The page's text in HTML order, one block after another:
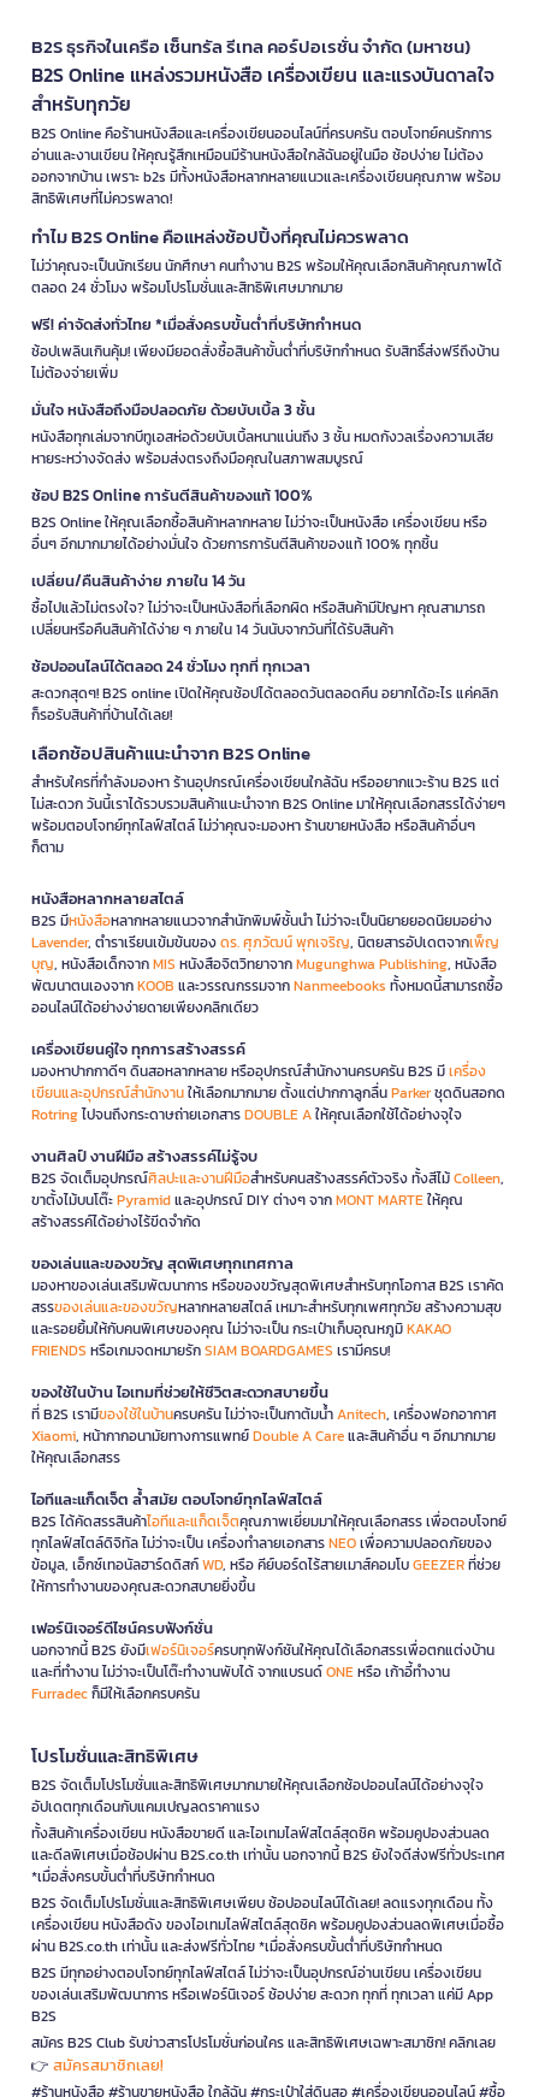
B2S ธุรกิจในเครือ เซ็นทรัล รีเทล คอร์ปอเรชั่น จำกัด (มหาชน)
B2S Online แหล่งรวมหนังสือ เครื่องเขียน และแรงบันดาลใจ
สำหรับทุกวัย
B2S Online คือร้านหนังสือและเครื่องเขียนออนไลน์ที่ครบครัน ตอบโจทย์คนรักการ
อ่านและงานเขียน ให้คุณรู้สึกเหมือนมีร้านหนังสือใกล้ฉันอยู่ในมือ ช้อปง่าย ไม่ต้อง
ออกจากบ้าน เพราะ b2s มีทั้งหนังสือหลากหลายแนวและเครื่องเขียนคุณภาพ พร้อม
สิทธิพิเศษที่ไม่ควรพลาด!
ทำไม B2S Online คือแหล่งช้อปปิ้งที่คุณไม่ควรพลาด
ไม่ว่าคุณจะเป็นนักเรียน นักศึกษา คนทำงาน B2S พร้อมให้คุณเลือกสินค้าคุณภาพได้
ตลอด 24 ชั่วโมง พร้อมโปรโมชั่นและสิทธิพิเศษมากมาย
ฟรี! ค่าจัดส่งทั่วไทย *เมื่อสั่งครบขั้นต่ำที่บริษัทกำหนด
ช้อปเพลินเกินคุ้ม! เพียงมียอดสั่งซื้อสินค้าขั้นต่ำที่บริษัทกำหนด รับสิทธิ์ส่งฟรีถึงบ้าน
ไม่ต้องจ่ายเพิ่ม
มั่นใจ หนังสือถึงมือปลอดภัย ด้วยบับเบิ้ล 3 ชั้น
หนังสือทุกเล่มจากบีทูเอสห่อด้วยบับเบิ้ลหนาแน่นถึง 3 ชั้น หมดกังวลเรื่องความเสีย
หายระหว่างจัดส่ง พร้อมส่งตรงถึงมือคุณในสภาพสมบูรณ์
ช้อป B2S Online การันตีสินค้าของแท้ 100%
B2S Online ให้คุณเลือกซื้อสินค้าหลากหลาย ไม่ว่าจะเป็นหนังสือ เครื่องเขียน หรือ
อื่นๆ อีกมากมายได้อย่างมั่นใจ ด้วยการการันตีสินค้าของแท้ 100% ทุกชิ้น
เปลี่ยน/คืนสินค้าง่าย ภายใน 14 วัน
ซื้อไปแล้วไม่ตรงใจ? ไม่ว่าจะเป็นหนังสือที่เลือกผิด หรือสินค้ามีปัญหา คุณสามารถ
เปลี่ยนหรือคืนสินค้าได้ง่าย ๆ ภายใน 14 วันนับจากวันที่ได้รับสินค้า
ช้อปออนไลน์ได้ตลอด 24 ชั่วโมง ทุกที่ ทุกเวลา
สะดวกสุดๆ! B2S online เปิดให้คุณช้อปได้ตลอดวันตลอดคืน อยากได้อะไร แค่คลิก
ก็รอรับสินค้าที่บ้านได้เลย!
เลือกช้อปสินค้าแนะนำจาก B2S Online
สำหรับใครที่กำลังมองหา ร้านอุปกรณ์เครื่องเขียนใกล้ฉัน หรืออยากแวะร้าน B2S แต่
ไม่สะดวก วันนี้เราได้รวบรวมสินค้าแนะนำจาก B2S Online มาให้คุณเลือกสรรได้ง่ายๆ
พร้อมตอบโจทย์ทุกไลฟ์สไตล์ ไม่ว่าคุณจะมองหา ร้านขายหนังสือ หรือสินค้าอื่นๆ
ก็ตาม
หนังสือหลากหลายสไตล์
B2S มีหนังสือหลากหลายแนวจากสำนักพิมพ์ชั้นนำ ไม่ว่าจะเป็นนิยายยอดนิยมอย่าง
Lavender, ตำราเรียนเข้มข้นของดร. ศุภวัฒน์ พุกเจริญ, นิตยสารอัปเดตจากเพ็ญ
บุญ, หนังสือเด็กจากMIS หนังสือจิตวิทยาจากMugunghwa Publishing, หนังสือ
พัฒนาตนเองจากKOOB และวรรณกรรมจากNanmeebooks ทั้งหมดนี้สามารถซื้อ
ออนไลน์ได้อย่างง่ายดายเพียงคลิกเดียว
เครื่องเขียนคู่ใจ ทุกการสร้างสรรค์
มองหาปากกาดีๆ ดินสอหลากหลาย หรืออุปกรณ์สำนักงานครบครัน B2S มีเครื่อง
เขียนและอุปกรณ์สำนักงานให้เลือกมากมาย ตั้งแต่ปากกาลูกลื่นParkerชุดดินสอกด
Rotringไปจนถึงกระดาษถ่ายเอกสารDOUBLE Aให้คุณเลือกใช้ได้อย่างจุใจ
งานศิลป์ งานฝีมือ สร้างสรรค์ไม่รู้จบ
B2S จัดเต็มอุปกรณ์ศิลปะและงานฝีมือสำหรับคนสร้างสรรค์ตัวจริง ทั้งสีไม้Colleen,
ขาตั้งไม้บนโต๊ะPyramidและอุปกรณ์ DIY ต่างๆ จากMONT MARTEให้คุณ
สร้างสรรค์ได้อย่างไร้ขีดจำกัด
ของเล่นและของขวัญ สุดพิเศษทุกเทศกาล
มองหาของเล่นเสริมพัฒนาการ หรือของขวัญสุดพิเศษสำหรับทุกโอกาส B2S เราคัด
สรรของเล่นและของขวัญหลากหลายสไตล์ เหมาะสำหรับทุกเพศทุกวัย สร้างความสุข
และรอยยิ้มให้กับคนพิเศษของคุณ ไม่ว่าจะเป็น กระเป๋าเก็บอุณหภูมิKAKAO
FRIENDS หรือเกมจดหมายรักSIAM BOARDGAMES เรามีครบ!
ของใช้ในบ้าน ไอเทมที่ช่วยให้ชีวิตสะดวกสบายขึ้น
ที่ B2S เรามีของใช้ในบ้านครบครัน ไม่ว่าจะเป็นกาต้มน้ำAnitech, เครื่องฟอกอากาศ
Xiaomi, หน้ากากอนามัยทางการแพทย์Double A Careและสินค้าอื่น ๆ อีกมากมาย
ให้คุณเลือกสรร
ไอทีและแก็ดเจ็ต ล้ำสมัย ตอบโจทย์ทุกไลฟ์สไตล์
B2S ได้คัดสรรสินค้าไอทีและแก็ดเจ็ตคุณภาพเยี่ยมมาให้คุณเลือกสรร เพื่อตอบโจทย์
ทุกไลฟ์สไตล์ดิจิทัล ไม่ว่าจะเป็น เครื่องทำลายเอกสารNEOเพื่อความปลอดภัยของ
ข้อมูล, เอ็กซ์เทอนัลฮาร์ดดิสก์WD, หรือ คีย์บอร์ดไร้สายเมาส์คอมโบGEEZERที่ช่วย
ให้การทำงานของคุณสะดวกสบายยิ่งขึ้น
เฟอร์นิเจอร์ดีไซน์ครบฟังก์ชั่น
นอกจากนี้ B2S ยังมีเฟอร์นิเจอร์ครบทุกฟังก์ชันให้คุณได้เลือกสรรเพื่อตกแต่งบ้าน
และที่ทำงาน ไม่ว่าจะเป็นโต๊ะทำงานพับได้ จากแบรนด์ONEหรือ เก้าอี้ทำงาน
Furradecก็มีให้เลือกครบครัน
โปรโมชั่นและสิทธิพิเศษ
B2S จัดเต็มโปรโมชั่นและสิทธิพิเศษมากมายให้คุณเลือกช้อปออนไลน์ได้อย่างจุใจ
อัปเดตทุกเดือนกับแคมเปญลดราคาแรง
ทั้งสินค้าเครื่องเขียน หนังสือขายดี และไอเทมไลฟ์สไตล์สุดชิค พร้อมคูปองส่วนลด
และดีลพิเศษเมื่อช้อปผ่าน B2S.co.th เท่านั้น นอกจากนี้ B2S ยังใจดีส่งฟรีทั่วประเทศ
*เมื่อสั่งครบขั้นต่ำที่บริษัทกำหนด
B2S จัดเต็มโปรโมชั่นและสิทธิพิเศษเพียบ ช้อปออนไลน์ได้เลย! ลดแรงทุกเดือน ทั้ง
เครื่องเขียน หนังสือดัง ของไอเทมไลฟ์สไตล์สุดชิค พร้อมคูปองส่วนลดพิเศษเมื่อซื้อ
ผ่าน B2S.co.th เท่านั้น และส่งฟรีทั่วไทย *เมื่อสั่งครบขั้นต่ำที่บริษัทกำหนด
B2S มีทุกอย่างตอบโจทย์ทุกไลฟ์สไตล์ ไม่ว่าจะเป็นอุปกรณ์อ่านเขียน เครื่องเขียน
ของเล่นเสริมพัฒนาการ หรือเฟอร์นิเจอร์ ช้อปง่าย สะดวก ทุกที่ ทุกเวลา แค่มี App
B2S
สมัคร B2S Club รับข่าวสารโปรโมชั่นก่อนใคร และสิทธิพิเศษเฉพาะสมาชิก! คลิกเลย
👉 สมัครสมาชิกเลย!
#ร้านหนังสือ #ร้านขายหนังสือ ใกล้ฉัน #กระเป๋าใส่ดินสอ #เครื่องเขียนออนไลน์ #ซื้อ